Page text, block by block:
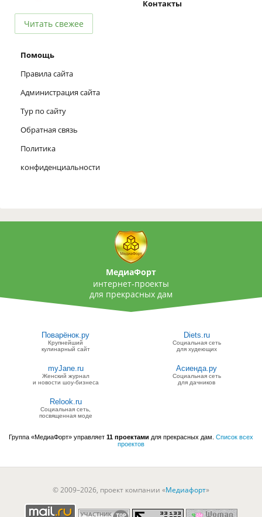
Читать свежее
Контакты
Помощь
Правила сайта
Администрация сайта
Тур по сайту
Обратная связь
Политика
конфиденциальности
МедиаФорт
интернет-проекты
для прекрасных дам
Поварёнок.ру
Крупнейший
кулинарный сайт
Diets.ru
Социальная сеть
для худеющих
myJane.ru
Женский журнал
и новости шоу-бизнеса
Асиенда.ру
Социальная сеть
для дачников
Relook.ru
Социальная сеть,
посвященная моде
Группа «МедиаФорт» управляет 11 проектами для прекрасных дам. Список всех
проектов
© 2009–2026, проект компании «Медиафорт»